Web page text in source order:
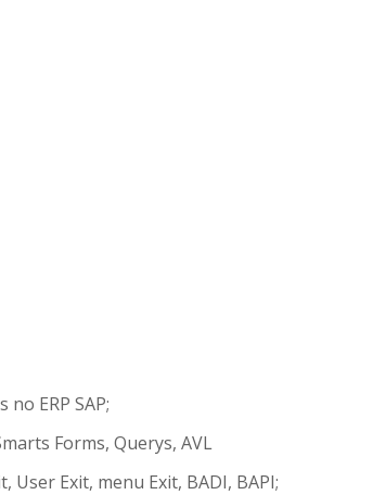
ERP SAP;
Forms, Querys, AVL
User Exit, menu Exit, BADI, BAPI;